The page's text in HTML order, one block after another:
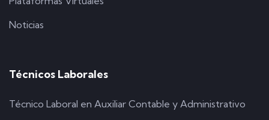
Noticias
Técnicos Laborales
Técnico Laboral en Auxiliar Contable y Administrativo